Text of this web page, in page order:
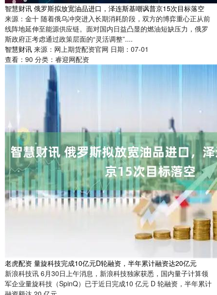
智慧财讯 俄罗斯拟放宽油品进口，泽连斯基嘲讽普京15次目标落空
来源：金十 随着俄乌冲突进入长期消耗阶段，双方的博弈重心正从前
线阵地延伸至能源供应链。面对国内日益凸显的燃油短缺压力，俄罗
斯政府正考虑通过政策层面的“灵活调整”....
智慧财讯 来源：网上期货配资官网 日期：07-01
查看： 90 分类： 睿迎网配资
老虎配资 量旋科技完成10亿元D轮融资，半年累计融资达20亿元
新浪科技讯 6月30日上午消息，新浪科技独家获悉，国内量子计算领
军企业量旋科技（SpinQ）已于近日完成10 亿元 D 轮融资，半年累计